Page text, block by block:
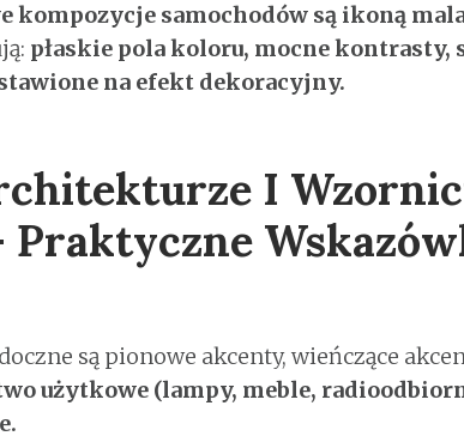
kompozycje samochodów są ikoną
płaskie pola koloru, mocne kontrasty,
na efekt dekoracyjny.
I
są pionowe akcenty, wieńczące
użytkowe (lampy, meble,